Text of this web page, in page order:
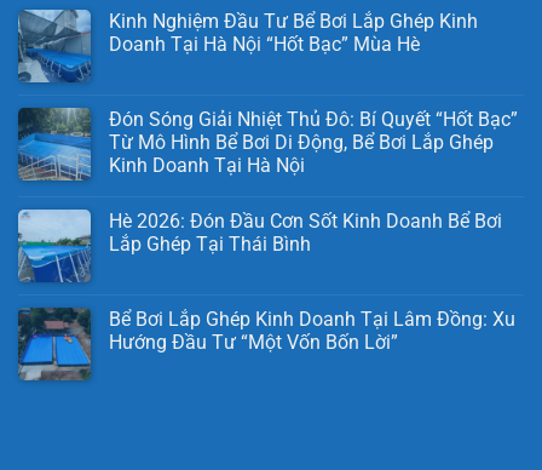
Kinh Nghiệm Đầu Tư Bể Bơi Lắp Ghép Kinh
Doanh Tại Hà Nội “Hốt Bạc” Mùa Hè
Đón Sóng Giải Nhiệt Thủ Đô: Bí Quyết “Hốt Bạc”
Từ Mô Hình Bể Bơi Di Động, Bể Bơi Lắp Ghép
Kinh Doanh Tại Hà Nội
Hè 2026: Đón Đầu Cơn Sốt Kinh Doanh Bể Bơi
Lắp Ghép Tại Thái Bình
Bể Bơi Lắp Ghép Kinh Doanh Tại Lâm Đồng: Xu
Hướng Đầu Tư “Một Vốn Bốn Lời”